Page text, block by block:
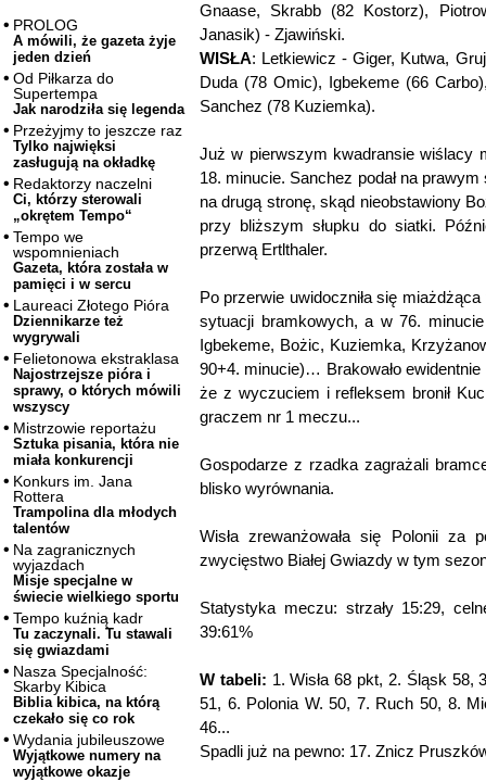
PROLOG
A mówili, że gazeta żyje
jeden dzień
Od Piłkarza do
Supertempa
Jak narodziła się legenda
Przeżyjmy to jeszcze raz
Tylko najwięksi
zasługują na okładkę
Redaktorzy naczelni
Ci, którzy sterowali
„okrętem Tempo“
Tempo we
wspomnieniach
Gazeta, która została w
pamięci i w sercu
Laureaci Złotego Pióra
Dziennikarze też
wygrywali
Felietonowa ekstraklasa
Najostrzejsze pióra i
sprawy, o których mówili
wszyscy
Mistrzowie reportażu
Sztuka pisania, która nie
miała konkurencji
Konkurs im. Jana
Rottera
Trampolina dla młodych
talentów
Na zagranicznych
wyjazdach
Misje specjalne w
świecie wielkiego sportu
Tempo kuźnią kadr
Tu zaczynali. Tu stawali
się gwiazdami
Nasza Specjalność:
Skarby Kibica
Biblia kibica, na którą
czekało się co rok
Wydania jubileuszowe
Wyjątkowe numery na
wyjątkowe okazje
Gnaase, Skrabb (82 Kostorz),
Janasik) - Zjawiński.
WISŁA: Letkiewicz - Giger, Kutwa,
Duda (78 Omic), Igbekeme (66
Sanchez (78 Kuziemka).
Już w pierwszym kwadransie wiślacy
18. minucie. Sanchez podał na
na drugą stronę, skąd nieobstawiony
przy bliższym słupku do siatki.
przerwą Ertlthaler.
Po przerwie uwidoczniła się
sytuacji bramkowych, a w 76.
Igbekeme, Bożic, Kuziemka,
90+4. minucie)… Brakowało
że z wyczuciem i refleksem bronił
graczem nr 1 meczu...
Gospodarze z rzadka zagrażali
blisko wyrównania.
Wisła zrewanżowała się Polonii za
zwycięstwo Białej Gwiazdy w tym
Statystyka meczu: strzały 15:29,
39:61%
W tabeli: 1. Wisła 68 pkt, 2. Śląsk 58,
51, 6. Polonia W. 50, 7. Ruch 50, 8.
46...
Spadli już na pewno: 17. Znicz